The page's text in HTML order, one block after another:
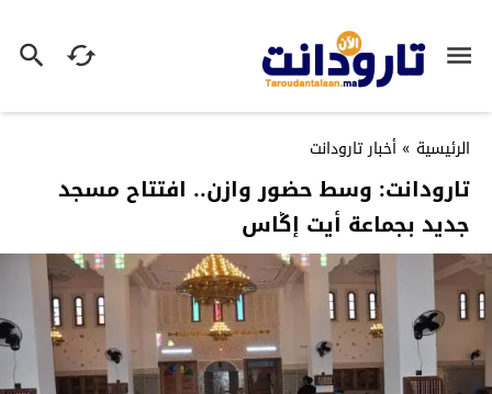
الرئيسية » أخبار تارودانت
تارودانت: وسط حضور وازن.. افتتاح مسجد
جديد بجماعة أيت إڭاس